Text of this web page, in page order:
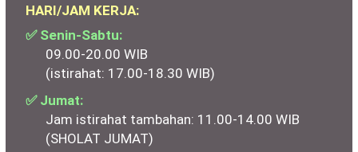
HARI/JAM KERJA:
✅ Senin-Sabtu:
09.00-20.00 WIB
(istirahat: 17.00-18.30 WIB)
✅ Jumat:
Jam istirahat tambahan: 11.00-14.00 WIB
(SHOLAT JUMAT)